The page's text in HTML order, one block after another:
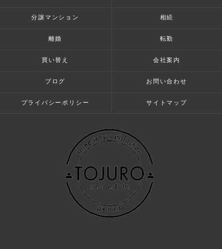
分譲マンション 相続
離婚 転勤
買い替え 会社案内
ブログ お問い合わせ
プライバシーポリシー サイトマップ